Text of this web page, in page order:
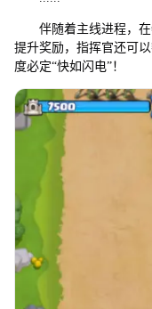
伴随着主线进程，在
提升奖励，指挥官还可
度必定“快如闪电”！